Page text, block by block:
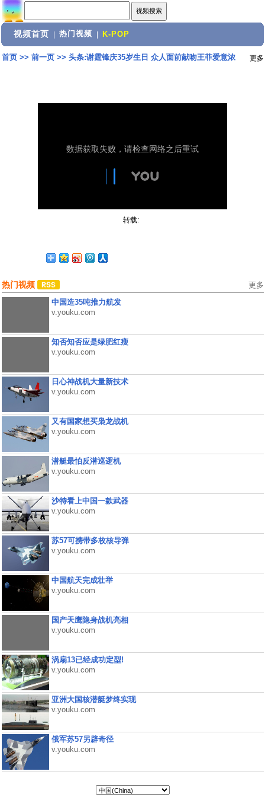
视频首页 热门视频 K-POP
首页>> 前一页>> 头条:谢霆锋庆35岁生日 众人面前献吻王菲爱意浓 更多
转载:
热门视频 更多
中国造35吨推力航发
v.youku.com
知否知否应是绿肥红瘦
v.youku.com
日心神战机大量新技术
v.youku.com
又有国家想买枭龙战机
v.youku.com
潜艇最怕反潜巡逻机
v.youku.com
沙特看上中国一款武器
v.youku.com
苏57可携带多枚核导弹
v.youku.com
中国航天完成壮举
v.youku.com
国产天鹰隐身战机亮相
v.youku.com
涡扇13已经成功定型!
v.youku.com
亚洲大国核潜艇梦终实现
v.youku.com
俄军苏57另辟奇径
v.youku.com